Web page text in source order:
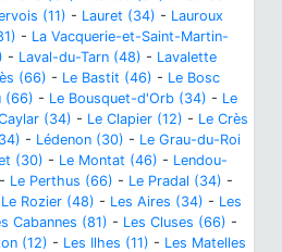
(11) - Lauret (34) - Lauroux
- La Vacquerie-et-Saint-Martin-
- Laval-du-Tarn (48) - Lavalette
(66) - Le Bastit (46) - Le Bosc
(66) - Le Bousquet-d'Orb (34) - Le
(34) - Le Clapier (12) - Le Crès
- Lédenon (30) - Le Grau-du-Roi
(30) - Le Montat (46) - Lendou-
- Le Perthus (66) - Le Pradal (34) -
Le Rozier (48) - Les Aires (34) - Les
Cabannes (81) - Les Cluses (66) -
(12) - Les Ilhes (11) - Les Matelles